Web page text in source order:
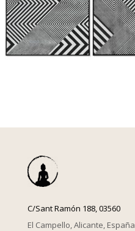
C/Sant Ramón 188, 03560
El Campello, Alicante, España